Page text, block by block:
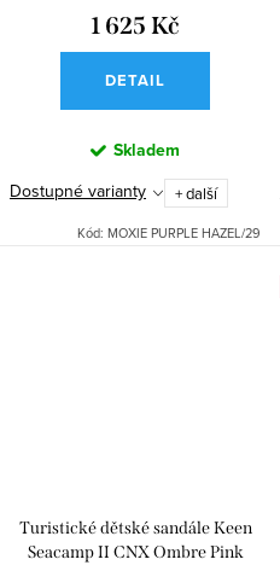
1 625 Kč
DETAIL
Skladem
Dostupné varianty + další
Kód: MOXIE PURPLE HAZEL/29
Turistické dětské sandále Keen
Seacamp II CNX Ombre Pink